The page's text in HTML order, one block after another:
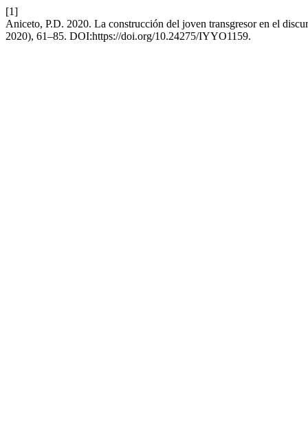
[1]
Aniceto, P.D. 2020. La construcción del joven transgresor en el
2020), 61–85. DOI:https://doi.org/10.24275/IYYO1159.